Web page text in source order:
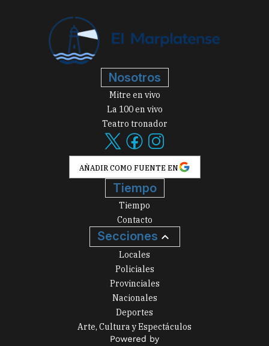
Nosotros
Mitre en vivo
La 100 en vivo
Teatro tronador
AÑADIR COMO FUENTE EN
Tiempo
Tiempo
Contacto
Secciones
Locales
Policiales
Provinciales
Nacionales
Deportes
Arte, Cultura y Espectáculos